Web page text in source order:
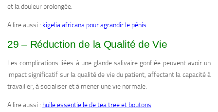
et la douleur prolongée.
A lire aussi : kigelia africana pour agrandir le pénis
29 – Réduction de la Qualité de Vie
Les complications liées à une glande salivaire gonflée peuvent avoir un
impact significatif sur la qualité de vie du patient, affectant la capacité à
travailler, à socialiser et à mener une vie normale.
A lire aussi : huile essentielle de tea tree et boutons